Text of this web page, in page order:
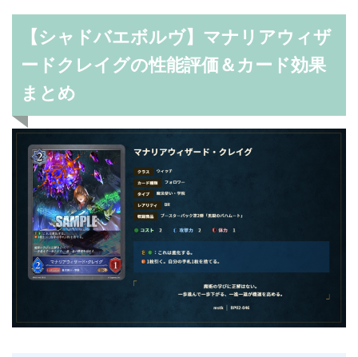
【シャドバエボルヴ】マナリアウィザ
ードクレイグの性能評価＆カード効果
まとめ